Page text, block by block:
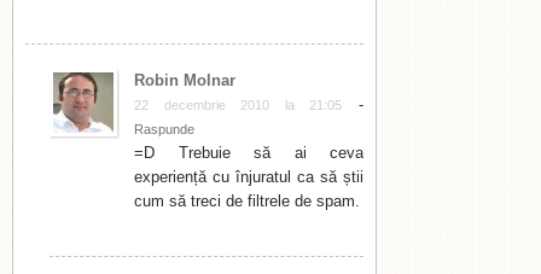
Robin Molnar
22 decembrie 2010 la 21:05 -
Raspunde
=D Trebuie să ai ceva
experiență cu înjuratul ca să știi
cum să treci de filtrele de spam.